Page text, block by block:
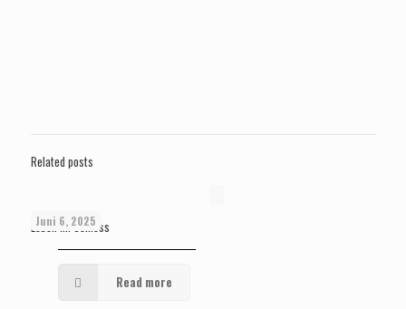
Related posts
Juni 6, 2025
Leben im Schloss
Read more